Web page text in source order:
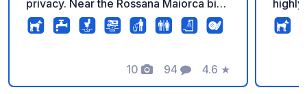
privacy. Near the Rossana Maiorca bike
path. Fully fenced and secure.
10
Foto's
94
Commentaren
4.6
Beoordeling
★
highly
like.